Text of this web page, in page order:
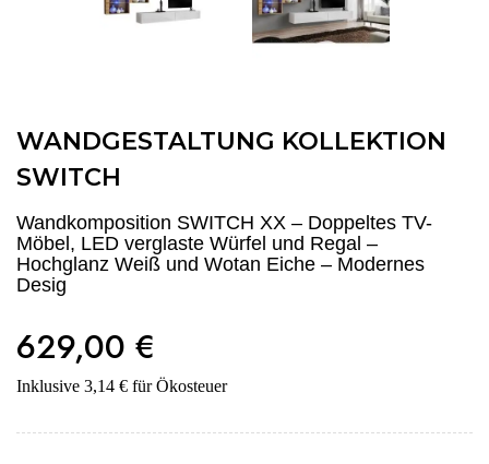
WANDGESTALTUNG KOLLEKTION
SWITCH
Wandkomposition SWITCH XX – Doppeltes TV-
Möbel, LED verglaste Würfel und Regal –
Hochglanz Weiß und Wotan Eiche – Modernes
Desig
629,00 €
Inklusive 3,14 € für Ökosteuer